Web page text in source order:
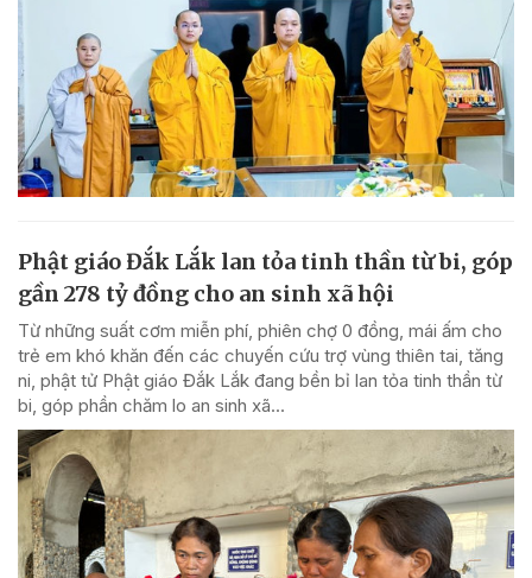
Phật giáo Đắk Lắk lan tỏa tinh thần từ bi, góp
gần 278 tỷ đồng cho an sinh xã hội
Từ những suất cơm miễn phí, phiên chợ 0 đồng, mái ấm cho
trẻ em khó khăn đến các chuyến cứu trợ vùng thiên tai, tăng
ni, phật tử Phật giáo Đắk Lắk đang bền bỉ lan tỏa tinh thần từ
bi, góp phần chăm lo an sinh xã...